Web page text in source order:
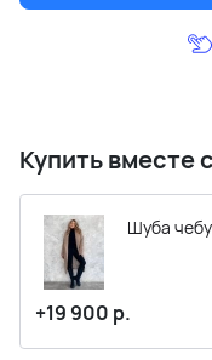
Купить вместе
Шуба
+19 900 р.